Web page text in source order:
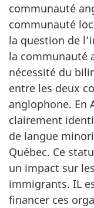
communauté
communauté
la question de
la communauté
nécessité du
entre les deux
anglophone. En
clairement
de langue
Québec. Ce
un impact sur
immigrants. IL
financer ces